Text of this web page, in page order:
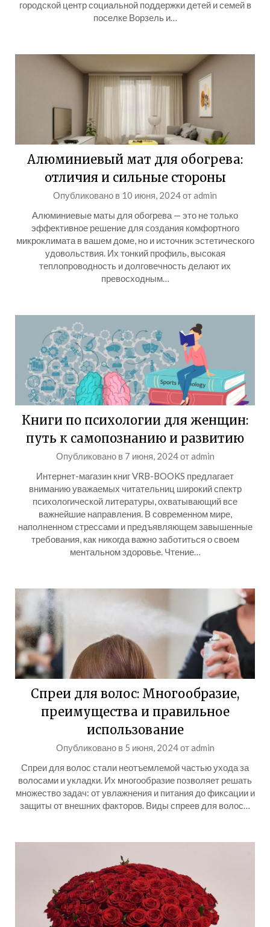
городской центр социальной поддержки детей и семей в
поселке Ворзель и…
Алюминиевый мат для обогрева:
отличия и сильные стороны
Опубликовано в 10 июня, 2024отadmin
Алюминиевые маты для обогрева — это не только
эффективное решение для создания комфортного
микроклимата в вашем доме, но и источник эстетического
удовольствия. Их тонкий профиль, высокая
теплопроводность и долговечность делают их
превосходным…
Книги по психологии для женщин:
путь к самопознанию и развитию
Опубликовано в 7 июня, 2024отadmin
Интернет-магазин книг VRB-BOOKS предлагает
вниманию уважаемых читательниц широкий спектр
психологической литературы, охватывающий все
важнейшие направления. В современном мире,
наполненном стрессами и предъявляющем завышенные
требования, как никогда важно заботиться о своем
ментальном здоровье. Чтение…
Спреи для волос: Многообразие,
преимущества и правильное
использование
Опубликовано в 5 июня, 2024отadmin
Спреи для волос стали неотъемлемой частью ухода за
волосами и укладки. Их многообразие позволяет решать
множество задач: от увлажнения и питания до фиксации и
защиты от внешних факторов. Виды спреев для волос…